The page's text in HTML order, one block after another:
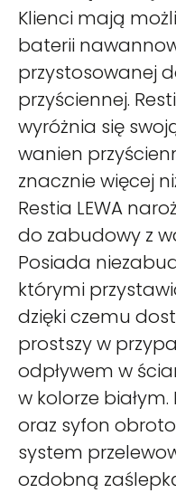
Klienci mają
baterii
przystosowanej
przyściennej.
wyróżnia się
wanien
znacznie więcej
Restia LEWA
do zabudowy z
Posiada
którymi
dzięki czemu
prostszy w
odpływem w
w kolorze
oraz syfon
system
ozdobną